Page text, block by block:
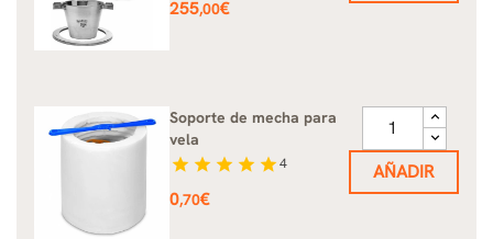
Precio
255,00€
Soporte de mecha para
vela
star star star star star4
Precio
0,70€
AÑADIR